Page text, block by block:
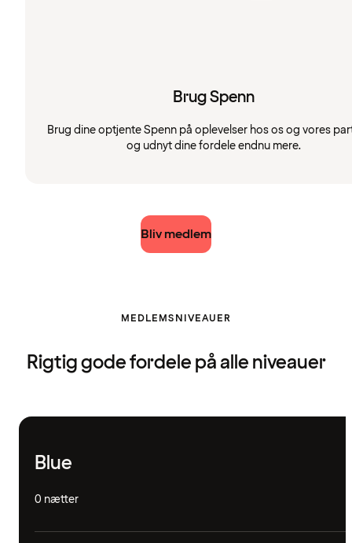
Brug Spenn
Brug dine optjente Spenn på oplevelser hos os og vores
og udnyt dine fordele endnu mere.
Bliv medlem
MEDLEMSNIVEAUER
Rigtig gode fordele på alle niveauer
Blue
0 nætter